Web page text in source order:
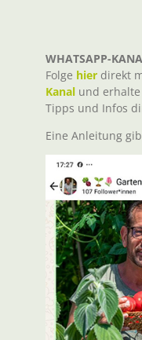
WHATSAPP-
Folge hier direkt
Kanal und
Tipps und Infos
Eine Anleitung